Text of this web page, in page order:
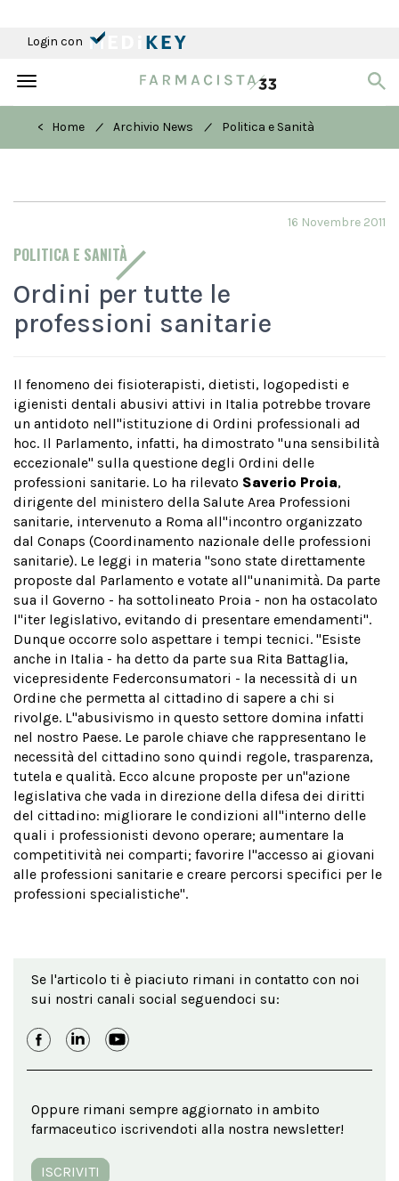
Login con
Toggle
< Home
/ Archivio News / Politica e Sanità
POLITICA E SANITÀ
16 Novembre 2011
Ordini per tutte le
professioni sanitarie
Il fenomeno dei fisioterapisti, dietisti, logopedisti e
igienisti dentali abusivi attivi in Italia potrebbe trovare
un antidoto nell''istituzione di Ordini professionali ad
hoc. Il Parlamento, infatti, ha dimostrato "una sensibilità
eccezionale" sulla questione degli Ordini delle
professioni sanitarie. Lo ha rilevato Saverio Proia,
dirigente del ministero della Salute Area Professioni
sanitarie, intervenuto a Roma all''incontro organizzato
dal Conaps (Coordinamento nazionale delle professioni
sanitarie). Le leggi in materia "sono state direttamente
proposte dal Parlamento e votate all''unanimità. Da parte
sua il Governo - ha sottolineato Proia - non ha ostacolato
l''iter legislativo, evitando di presentare emendamenti".
Dunque occorre solo aspettare i tempi tecnici. "Esiste
anche in Italia - ha detto da parte sua Rita Battaglia,
vicepresidente Federconsumatori - la necessità di un
Ordine che permetta al cittadino di sapere a chi si
rivolge. L''abusivismo in questo settore domina infatti
nel nostro Paese. Le parole chiave che rappresentano le
necessità del cittadino sono quindi regole, trasparenza,
tutela e qualità. Ecco alcune proposte per un''azione
legislativa che vada in direzione della difesa dei diritti
del cittadino: migliorare le condizioni all''interno delle
quali i professionisti devono operare; aumentare la
competitività nei comparti; favorire l''accesso ai giovani
alle professioni sanitarie e creare percorsi specifici per le
professioni specialistiche".
Se l'articolo ti è piaciuto rimani in contatto con noi
sui nostri canali social seguendoci su:
Oppure rimani sempre aggiornato in ambito
farmaceutico iscrivendoti alla nostra newsletter!
ISCRIVITI